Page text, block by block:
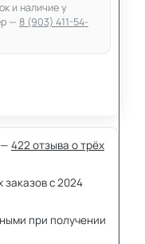
и наличие у
— 8 (903) 411-54-
422 отзыва о трёх
заказов с 2024
при получении